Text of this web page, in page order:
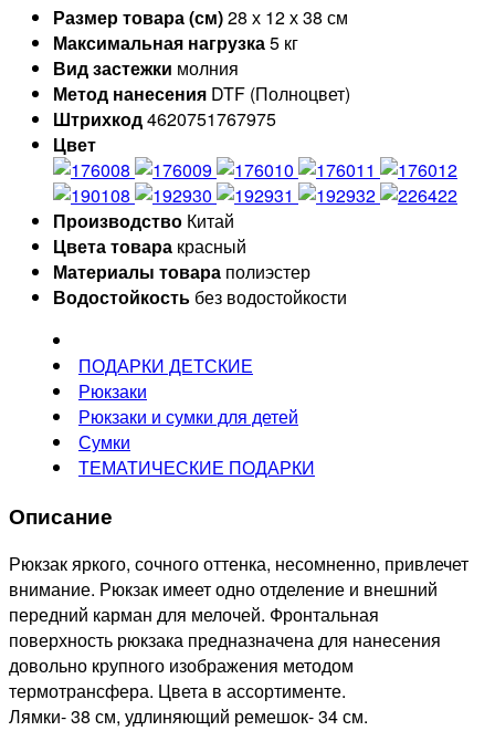
Размер товара (см)28 х 12 х 38 см
Максимальная нагрузка5 кг
Вид застежки молния
Метод нанесения DTF (Полноцвет)
Штрихкод4620751767975
Цвет
Производство Китай
Цвета товара красный
Материалы товара полиэстер
Водостойкость без водостойкости
ПОДАРКИ ДЕТСКИЕ
Рюкзаки
Рюкзаки и сумки для детей
Сумки
ТЕМАТИЧЕСКИЕ ПОДАРКИ
Описание
Рюкзак яркого, сочного оттенка, несомненно, привлечет
внимание. Рюкзак имеет одно отделение и внешний
передний карман для мелочей. Фронтальная
поверхность рюкзака предназначена для нанесения
довольно крупного изображения методом
термотрансфера. Цвета в ассортименте.
Лямки- 38 см, удлиняющий ремешок- 34 см.